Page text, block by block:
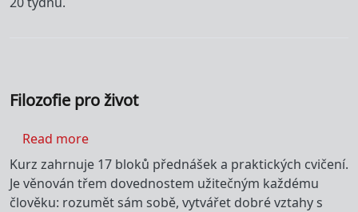
Filozofie pro život
Read moreabout Filozofie pro život
Kurz zahrnuje 17 bloků přednášek a praktických cvičení.
Je věnován třem dovednostem užitečným každému
člověku: rozumět sám sobě, vytvářet dobré vztahy s